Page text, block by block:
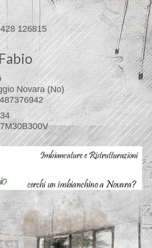
428 126815
Novara (No)